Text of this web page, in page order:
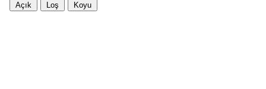
Açık Loş Koyu